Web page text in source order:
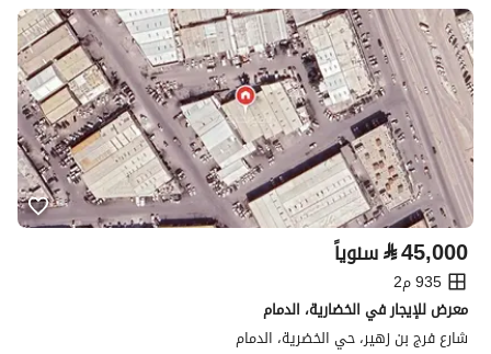
⃁45,000 سنوياً
935 م2
معرض للإيجار في الخضارية، الدمام
شارع فرج بن زهير، حي الخضرية، الدمام